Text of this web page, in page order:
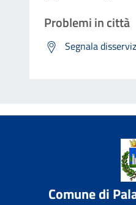
Problemi in città
Segnala
Comune di